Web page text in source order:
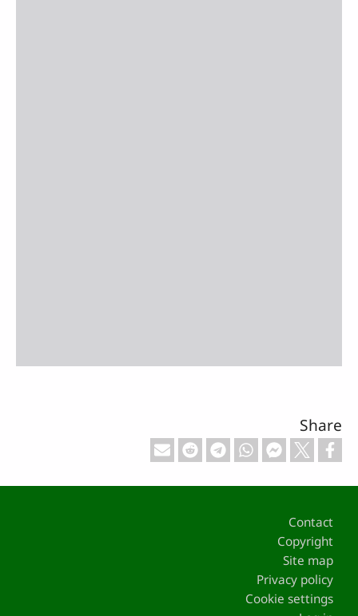
Share
Footer
Contact
Copyright
Site map
Privacy policy
Cookie settings